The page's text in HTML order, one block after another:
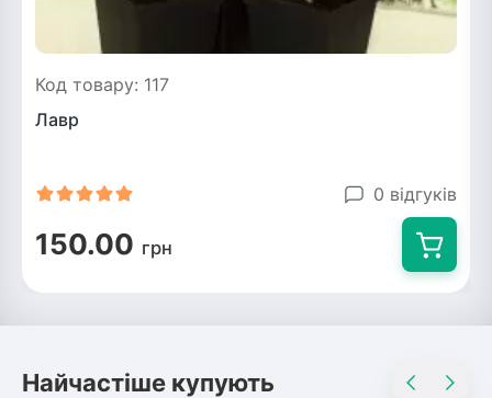
Код товару: 117
Лавр
0 відгуків
150.00 грн
Найчастіше купують